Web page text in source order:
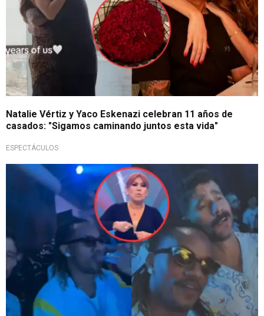
Natalie Vértiz y Yaco Eskenazi celebran 11 años de
casados: "Sigamos caminando juntos esta vida"
ESPECTÁCULOS
¡Controversia!